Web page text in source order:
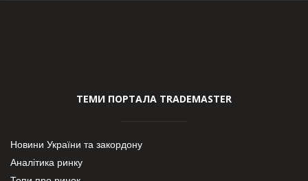
ТЕМИ ПОРТАЛА TRADEMASTER
Новини України та закордону
Аналітика ринку